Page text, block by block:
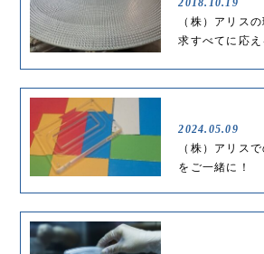
2018.10.19
（株）アリス
求すべてに応
2024.05.09
（株）アリス
をご一緒に！